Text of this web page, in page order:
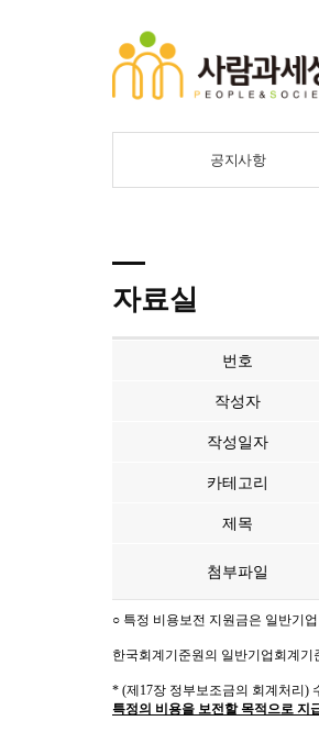
공지사항
자료실
번호
작성자
작성일자
카테고리
제목
첨부파일